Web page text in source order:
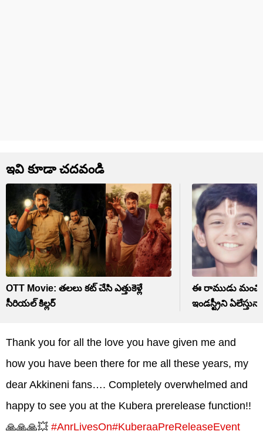
ఇవి కూడా చదవండి
OTT Movie: తలలు కట్ చేసి ఎత్తుకెళ్లే
సీరియల్ కిల్లర్
ఈ రాముడు మంచి
ఇండస్ట్రీని
Thank you for all the love you have given me and
how you have been there for me all these years, my
dear Akkineni fans…. Completely overwhelmed and
happy to see you at the Kubera prerelease function!!
🙏🙏🙏💥 #AnrLivesOn#KuberaaPreReleaseEvent